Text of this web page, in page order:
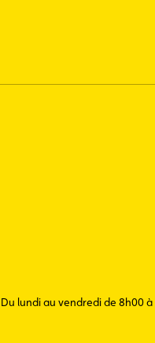
lundi au vendredi de 8h00 à